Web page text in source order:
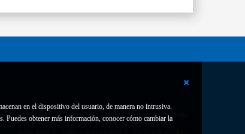
en el dispositivo del usuario, de manera no intrusiva.
Puedes obtener más información, conocer cómo cambiar la
Contacto Declaración de accesibilidad